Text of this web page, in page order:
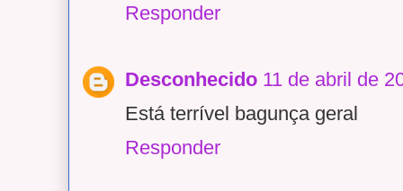
Responder
Desconhecido 11 de abril de
Está terrível bagunça geral
Responder